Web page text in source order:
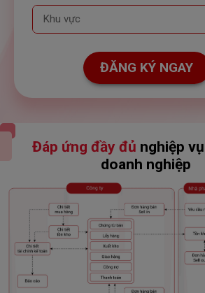
ĐĂNG KÝ NGAY
Đáp ứng đầy đủ nghiệp
doanh nghiệp